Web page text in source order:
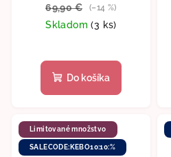
69,90 €
(–14 %)
Skladom(3 ks)
Do košíka
Limitované množstvo
SALECODE:KEBO10:10:%